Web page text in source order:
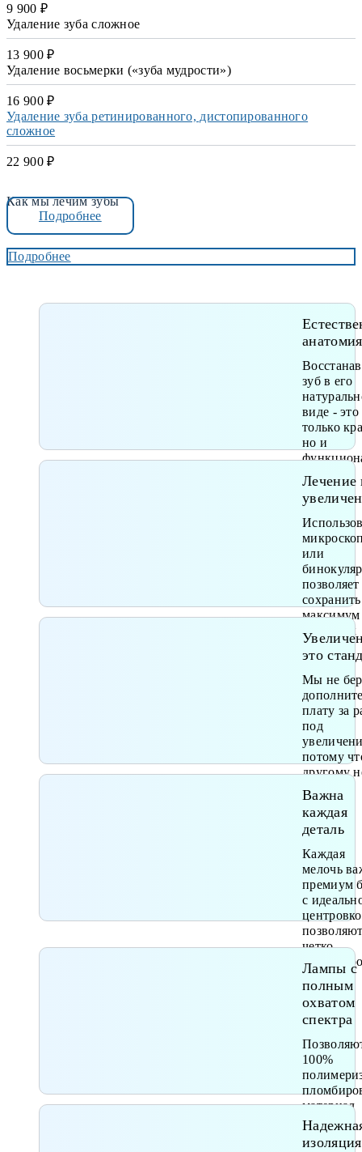
9 900 ₽
Удаление зуба сложное
13 900 ₽
Удаление восьмерки («зуба мудрости»)
16 900 ₽
Удаление зуба ретинированного, дистопированного
сложное
22 900 ₽
Как мы лечим зубы
Подробнее
анатомия
зуб в его
виде - это
только
но и
Лечение
или
позволяет
сохранить
максимум
здоровых
тканей
это
Мы не
плату за
под
потому
другому
работаем
Важна
каждая
деталь
Каждая
мелочь
премиум
с
четко
зуб
Лампы с
полным
охватом
спектра
100%
материал
изоляция
Подробнее